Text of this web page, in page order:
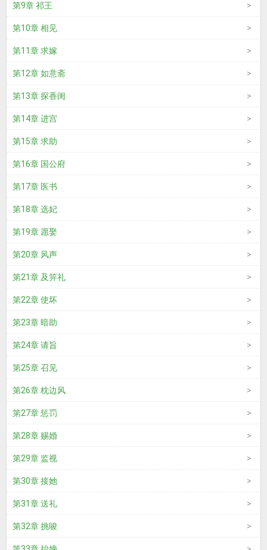
第9章 祁王
第10章 相见
第11章 求嫁
第12章 如意斋
第13章 探香闺
第14章 进宫
第15章 求助
第16章 国公府
第17章 医书
第18章 选妃
第19章 愿娶
第20章 风声
第21章 及笄礼
第22章 使坏
第23章 暗助
第24章 请旨
第25章 召见
第26章 枕边风
第27章 惩罚
第28章 赐婚
第29章 监视
第30章 接她
第31章 送礼
第32章 挑唆